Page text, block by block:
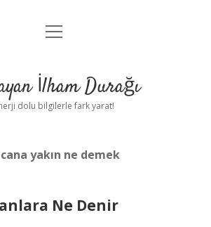
Anasayfa
Yasal Uyarı
menüyü
İlham Durağı
dolu bilgilerle fark yarat!
yakın ne demek
Ne Denir